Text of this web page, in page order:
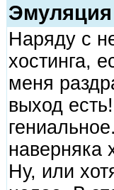
Эмуляция
Наряду с
хостинга,
меня
выход
наверняка
Ну, или